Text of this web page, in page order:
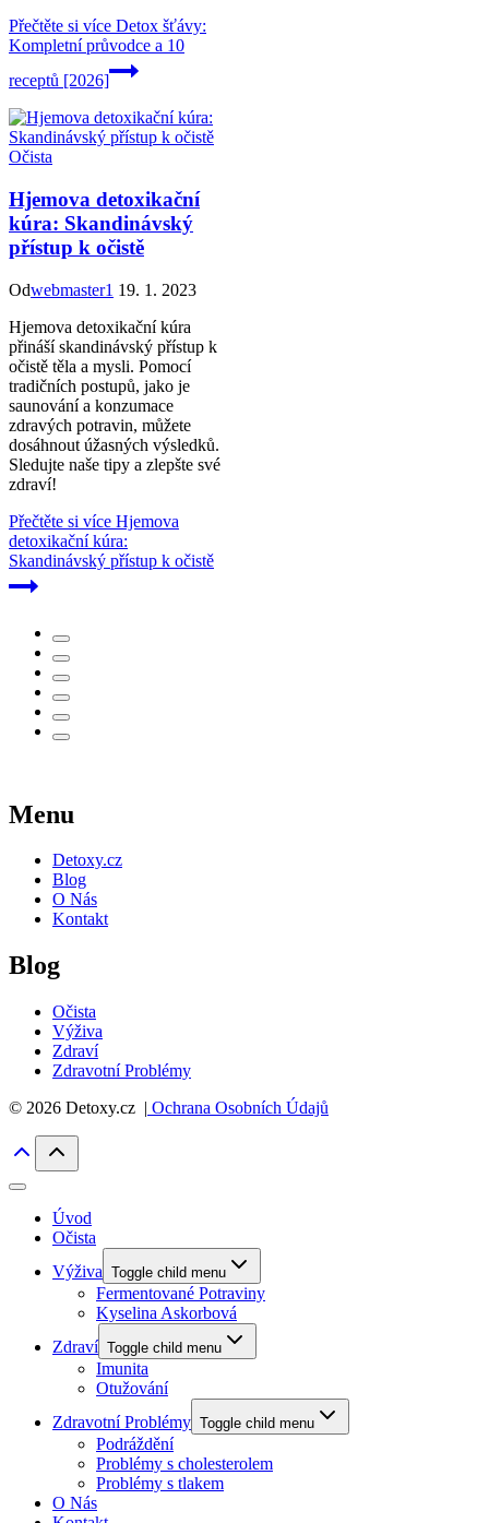
Přečtěte si více Detox šťávy:
Kompletní průvodce a 10
receptů [2026]
Očista
Hjemova detoxikační
kúra: Skandinávský
přístup k očistě
Odwebmaster1 19. 1. 2023
Hjemova detoxikační kúra
přináší skandinávský přístup k
očistě těla a mysli. Pomocí
tradičních postupů, jako je
saunování a konzumace
zdravých potravin, můžete
dosáhnout úžasných výsledků.
Sledujte naše tipy a zlepšte své
zdraví!
Přečtěte si více Hjemova
detoxikační kúra:
Skandinávský přístup k očistě
Menu
Detoxy.cz
Blog
O Nás
Kontakt
Blog
Očista
Výživa
Zdraví
Zdravotní Problémy
© 2026 Detoxy.cz | Ochrana Osobních Údajů
Úvod
Očista
Výživa Toggle child menu
Fermentované Potraviny
Kyselina Askorbová
Zdraví Toggle child menu
Imunita
Otužování
Zdravotní Problémy Toggle child menu
Podráždění
Problémy s cholesterolem
Problémy s tlakem
O Nás